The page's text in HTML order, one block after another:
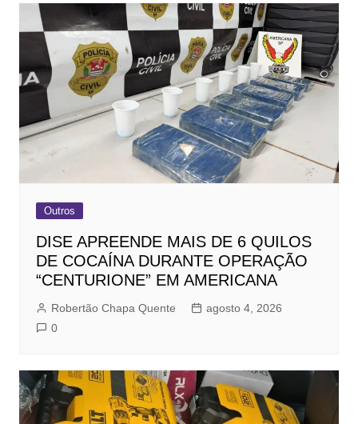
Outros
DISE APREENDE MAIS DE 6 QUILOS
DE COCAÍNA DURANTE OPERAÇÃO
“CENTURIONE” EM AMERICANA
Robertão Chapa Quente
agosto 4, 2026
0